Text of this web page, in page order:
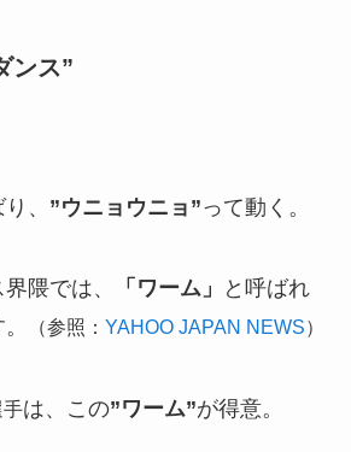
ンス”
、 ”ウニョウニョ”って動く。
隈では、 「ワーム」
と呼ばれ
（参照： YAHOO JAPAN NEWS）
は、この”ワーム”が得意。